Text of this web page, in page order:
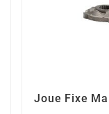
Joue Fixe